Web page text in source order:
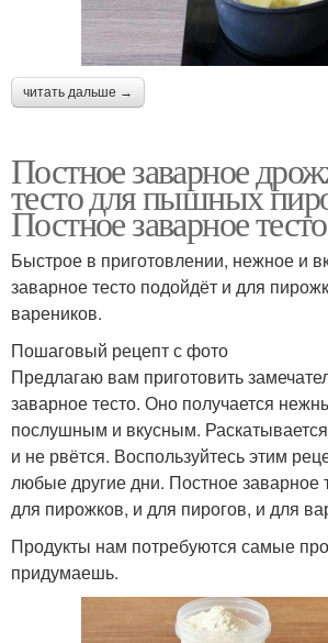
читать дальше →
Постное заварное
тесто для пышных
Постное заварное тесто
Быстрое в приготовлении, нежное и
заварное тесто подойдёт и для
вареников.
Пошаговый рецепт с фото
Предлагаю вам приготовить
заварное тесто. Оно получается
послушным и вкусным. Раскатывается
и не рвётся. Воспользуйтесь этим
любые другие дни. Постное заварное
для пирожков, и для пирогов, и для
Продукты нам потребуются самые
придумаешь.